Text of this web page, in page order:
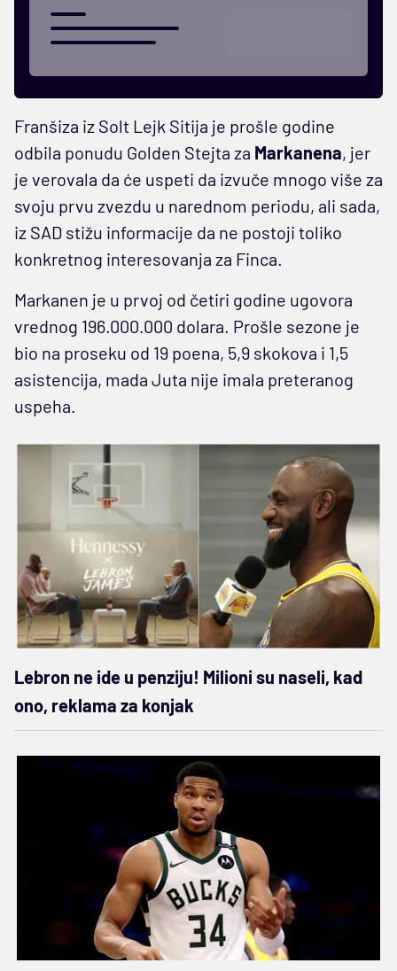
Franšiza iz Solt Lejk Sitija je prošle godine
odbila ponudu Golden Stejta za Markanena, jer
je verovala da će uspeti da izvuče mnogo više za
svoju prvu zvezdu u narednom periodu, ali sada,
iz SAD stižu informacije da ne postoji toliko
konkretnog interesovanja za Finca.
Markanen je u prvoj od četiri godine ugovora
vrednog 196.000.000 dolara. Prošle sezone je
bio na proseku od 19 poena, 5,9 skokova i 1,5
asistencija, mada Juta nije imala preteranog
uspeha.
Lebron ne ide u penziju! Milioni su naseli, kad
ono, reklama za konjak